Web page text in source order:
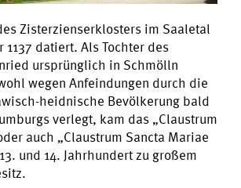
Zisterzienserklosters im Saaletal
1137 datiert. Als Tochter des
ursprünglich in Schmölln
wegen Anfeindungen durch die
heidnische Bevölkerung bald
verlegt, kam das „Claustrum
auch „Claustrum Sancta Mariae
und 14. Jahrhundert zu großem